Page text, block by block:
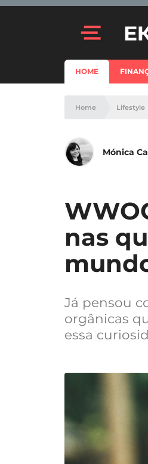
HOME
Home Lifestyle
Mónica
nas
Já pensou
orgânicas
essa